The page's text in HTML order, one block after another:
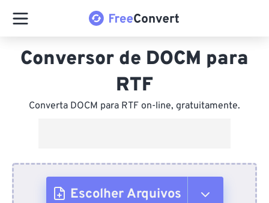
Conversor de DOCM para
RTF
Converta DOCM para RTF on-line, gratuitamente.
Escolher Arquivos